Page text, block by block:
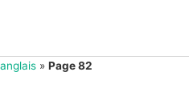
» Page 82